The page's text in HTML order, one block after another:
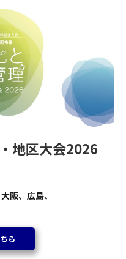
地区大会2026
阪、広島、
ら